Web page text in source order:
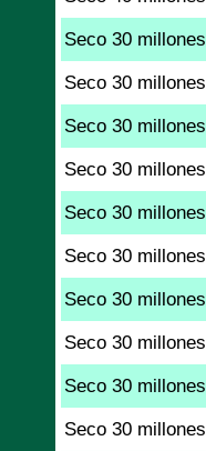
Seco 30 millones
Seco 30 millones
Seco 30 millones
Seco 30 millones
Seco 30 millones
Seco 30 millones
Seco 30 millones
Seco 30 millones
Seco 30 millones
Seco 30 millones